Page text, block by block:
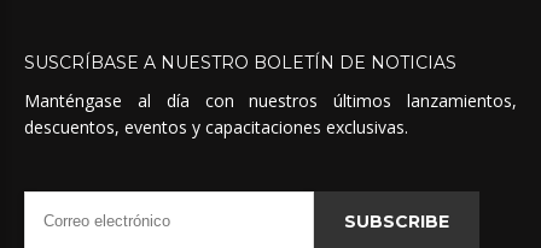
SUSCRÍBASE A NUESTRO BOLETÍN DE NOTICIAS
Manténgase al día con nuestros últimos lanzamientos,
descuentos, eventos y capacitaciones exclusivas.
SUBSCRIBE